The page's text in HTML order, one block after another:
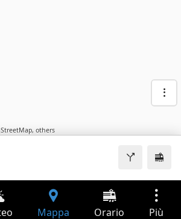
, others
Mappa Orario Più